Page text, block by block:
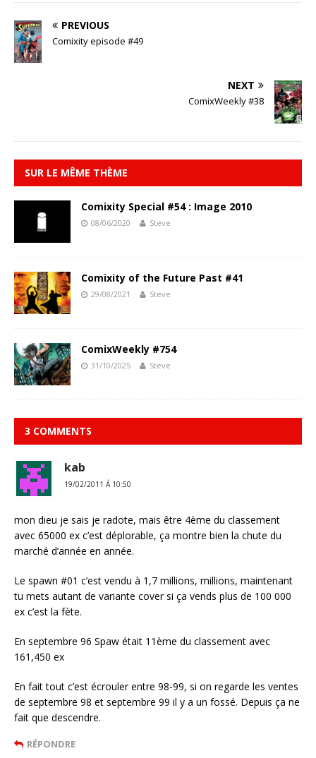
PREVIOUS
Comixity episode #49
NEXT
ComixWeekly #38
SUR LE MÊME THÈME
Comixity Special #54 : Image 2010
08/06/2020 Steve
Comixity of the Future Past #41
29/08/2021 Steve
ComixWeekly #754
31/10/2025 Steve
3 COMMENTS
kab
19/02/2011 Á 10:50
mon dieu je sais je radote, mais être 4ème du classement
avec 65000 ex c’est déplorable, ça montre bien la chute du
marché d’année en année.
Le spawn #01 c’est vendu à 1,7 millions, millions, maintenant
tu mets autant de variante cover si ça vends plus de 100 000
ex c’est la fète.
En septembre 96 Spaw était 11ème du classement avec
161,450 ex
En fait tout c’est écrouler entre 98-99, si on regarde les ventes
de septembre 98 et septembre 99 il y a un fossé. Depuis ça ne
fait que descendre.
RÉPONDRE